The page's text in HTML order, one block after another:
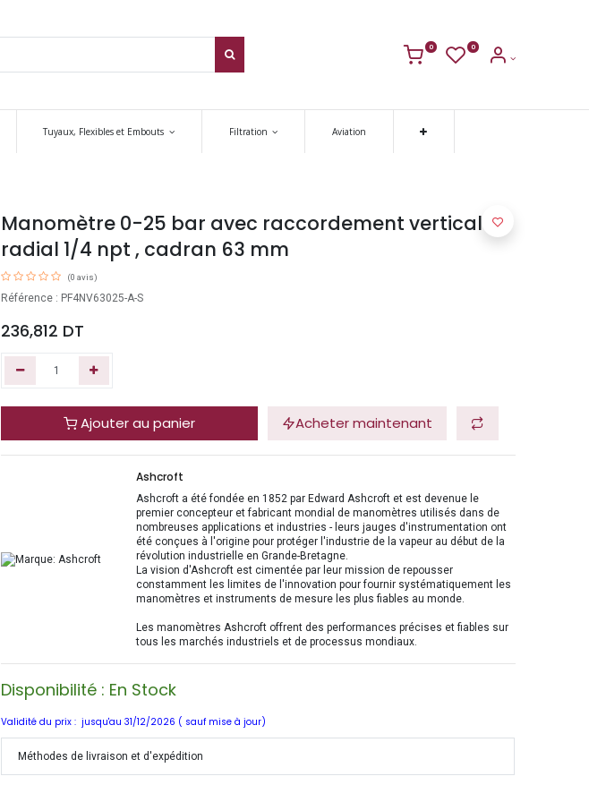
0 0
Tuyaux, Flexibles et Embouts Filtration Aviation
Manomètre 0-25 bar avec raccordement vertical
radial 1/4 npt , cadran 63 mm
(0 avis)
Référence : PF4NV63025-A-S
236,812 DT
Ajouter au panier Acheter maintenant
Ashcroft
Ashcroft a été fondée en 1852 par Edward Ashcroft et est devenue le
premier concepteur et fabricant mondial de manomètres utilisés dans de
nombreuses applications et industries - leurs jauges d'instrumentation ont
été conçues à l'origine pour protéger l'industrie de la vapeur au début de la
révolution industrielle en Grande-Bretagne.
La vision d'Ashcroft est cimentée par leur mission de repousser
constamment les limites de l'innovation pour fournir systématiquement les
manomètres et instruments de mesure les plus fiables au monde.
Les manomètres Ashcroft offrent des performances précises et fiables sur
tous les marchés industriels et de processus mondiaux.
Disponibilité : En Stock
Validité du prix : jusqu'au 31/12/2026 ( sauf mise à jour)
Méthodes de livraison et d'expédition